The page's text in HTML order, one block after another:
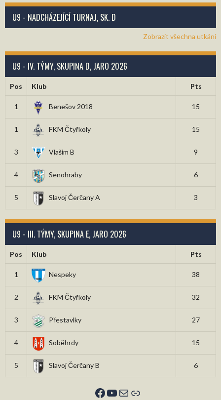
U9 - NADCHÁZEJÍCÍ TURNAJ, SK. D
Zobrazit všechna utkání
U9 - IV. TÝMY, SKUPINA D, JARO 2026
Pos Klub Pts
1 Benešov 2018 15
1 FKM Čtyřkoly 15
3 Vlašim B 9
4 Senohraby 6
5 Slavoj Čerčany A 3
U9 - III. TÝMY, SKUPINA E, JARO 2026
Pos Klub Pts
1 Nespeky 38
2 FKM Čtyřkoly 32
3 Přestavlky 27
4 Soběhrdy 15
5 Slavoj Čerčany B 6
Facebook
YouTube
E-mailOdkaz